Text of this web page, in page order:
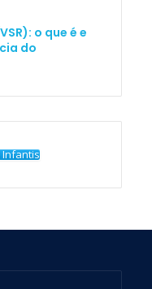
o que é e
do
Infantis